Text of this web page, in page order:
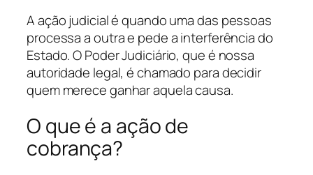
A ação judicial é quando uma das pessoas
processa a outra e pede a interferência do
Estado. O Poder Judiciário, que é nossa
autoridade legal, é chamado para decidir
quem merece ganhar aquela causa.
O que é a ação de
cobrança?